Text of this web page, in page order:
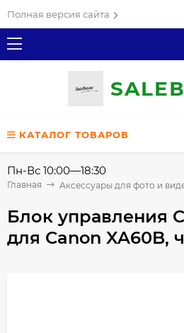
Полная версия сайта
SALE
КАТАЛОГ ТОВАРОВ
Пн-Вс 10:00—18:30
Главная Аксессуары для фото и
Блок управления
для Canon XA60B,